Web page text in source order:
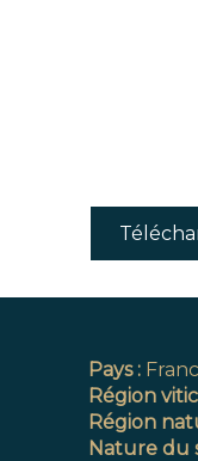
Pays :
Région
Région
Nature du